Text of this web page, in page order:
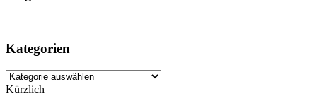
Kategorien
Kategorien
Kürzlich